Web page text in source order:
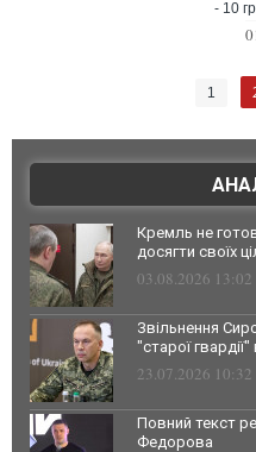
- 10
1
Кремль не
досягти своїх
03.08.2026 13:02
Звільнення
"старої гвардії"
23.07.2026 10:32
Повний текст
Федорова